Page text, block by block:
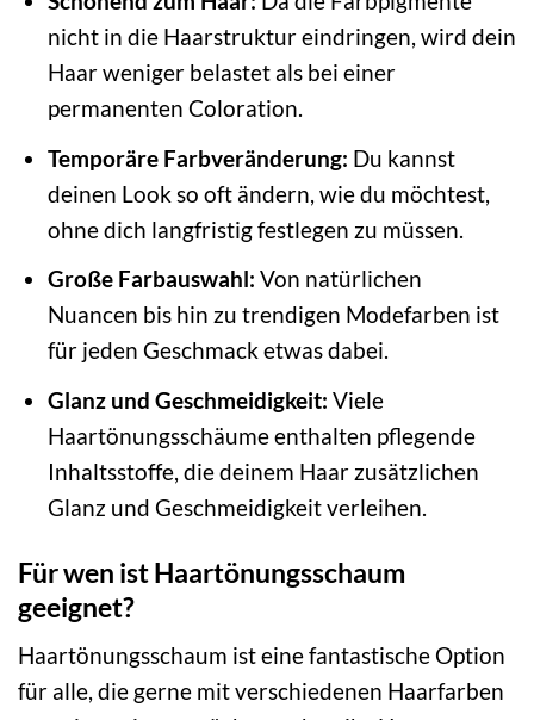
nicht in die Haarstruktur eindringen, wird dein
Haar weniger belastet als bei einer
permanenten Coloration.
Temporäre Farbveränderung: Du kannst
deinen Look so oft ändern, wie du möchtest,
ohne dich langfristig festlegen zu müssen.
Große Farbauswahl: Von natürlichen
Nuancen bis hin zu trendigen Modefarben ist
für jeden Geschmack etwas dabei.
Glanz und Geschmeidigkeit: Viele
Haartönungsschäume enthalten pflegende
Inhaltsstoffe, die deinem Haar zusätzlichen
Glanz und Geschmeidigkeit verleihen.
Für wen ist Haartönungsschaum
geeignet?
Haartönungsschaum ist eine fantastische Option
für alle, die gerne mit verschiedenen Haarfarben